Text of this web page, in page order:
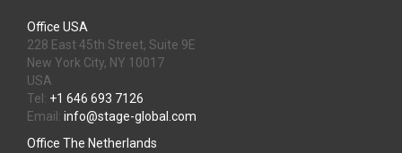
Office USA
228 East 45th Street, Suite 9E
New York City, NY 10017
USA
Tel: +1 646 693 7126
Email: info@stage-global.com
Office The Netherlands